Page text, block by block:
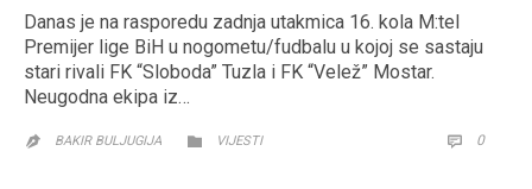
Danas je na rasporedu zadnja utakmica 16. kola M:tel
Premijer lige BiH u nogometu/fudbalu u kojoj se sastaju
stari rivali FK “Sloboda” Tuzla i FK “Velež” Mostar.
Neugodna ekipa iz…
 BAKIR BULJUGIJA  CATEGORY
VIJESTI  0